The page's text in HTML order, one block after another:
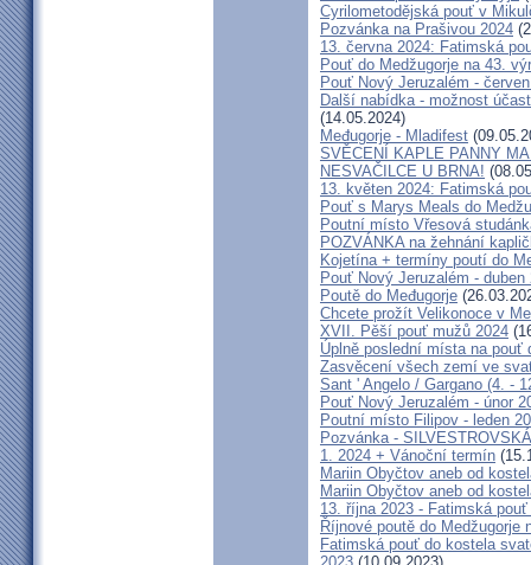
Cyrilometodějská pouť v
Pozvánka na Prašivou 2024
13. června 2024: Fatimská
Pouť do Medžugorje na 43.
Pouť Nový Jeruzalém -
Další nabídka - možnost
(14.05.2024)
Međugorje - Mladifest
SVĚCENÍ KAPLE PANNY
NESVAČILCE U BRNA!
13. květen 2024: Fatimská
Pouť s Marys Meals do
Poutní místo Vřesová
POZVÁNKA na žehnání
Kojetína + termíny poutí do
Pouť Nový Jeruzalém - duben
Poutě do Međugorje
Chcete prožít Velikonoce v
XVII. Pěší pouť mužů 2024
Úplně poslední místa na pouť
Zasvěcení všech zemí ve
Sant ' Angelo / Gargano (4. -
Pouť Nový Jeruzalém - únor
Poutní místo Filipov - leden
Pozvánka -
1. 2024 + Vánoční termín
Mariin Obyčtov aneb od
Mariin Obyčtov aneb od
13. října 2023 - Fatimská
Říjnové poutě do Medžugorje
Fatimská pouť do kostela